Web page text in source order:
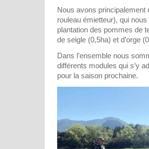
Nous avons principalement
rouleau émietteur), qui
plantation des pommes de
de seigle (0,5ha) et d’orge
Dans l’ensemble nous
différents modules qui s’y
pour la saison prochaine.